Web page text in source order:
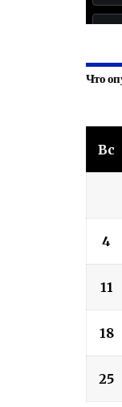
Что
Вс
4
11
18
25